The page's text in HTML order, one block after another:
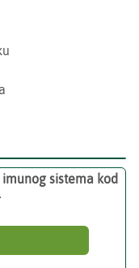
sistema kod